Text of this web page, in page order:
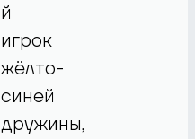
й
игрок
жёлто-
синей
дружины,